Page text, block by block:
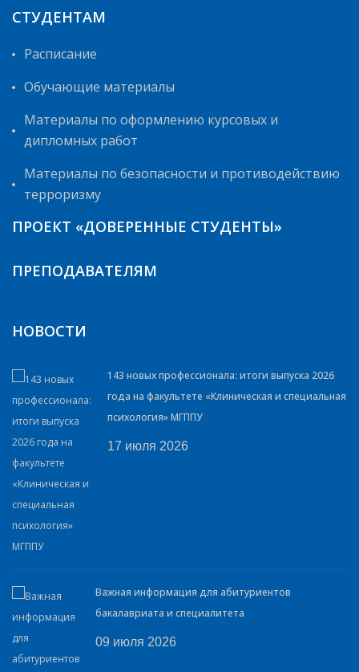
СТУДЕНТАМ
Расписание
Обучающие материалы
Материалы по оформлению курсовых и
дипломных работ
Материалы по безопасности и противодействию
терроризму
ПРОЕКТ «ДОВЕРЕННЫЕ СТУДЕНТЫ»
ПРЕПОДАВАТЕЛЯМ
НОВОСТИ
143 новых профессионала: итоги выпуска 2026
года на факультете «Клиническая и специальная
психология» МГППУ
17 июля 2026
Важная информация для абитуриентов
бакалавриата и специалитета
09 июля 2026